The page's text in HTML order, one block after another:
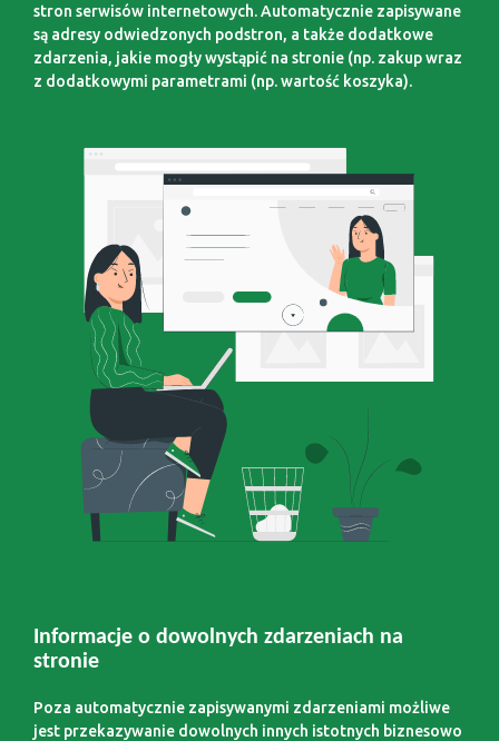
stron serwisów internetowych. Automatycznie zapisywane
są adresy odwiedzonych podstron, a także dodatkowe
zdarzenia, jakie mogły wystąpić na stronie (np. zakup wraz
z dodatkowymi parametrami (np. wartość koszyka).
Informacje o dowolnych zdarzeniach na
stronie
Poza automatycznie zapisywanymi zdarzeniami możliwe
jest przekazywanie dowolnych innych istotnych biznesowo